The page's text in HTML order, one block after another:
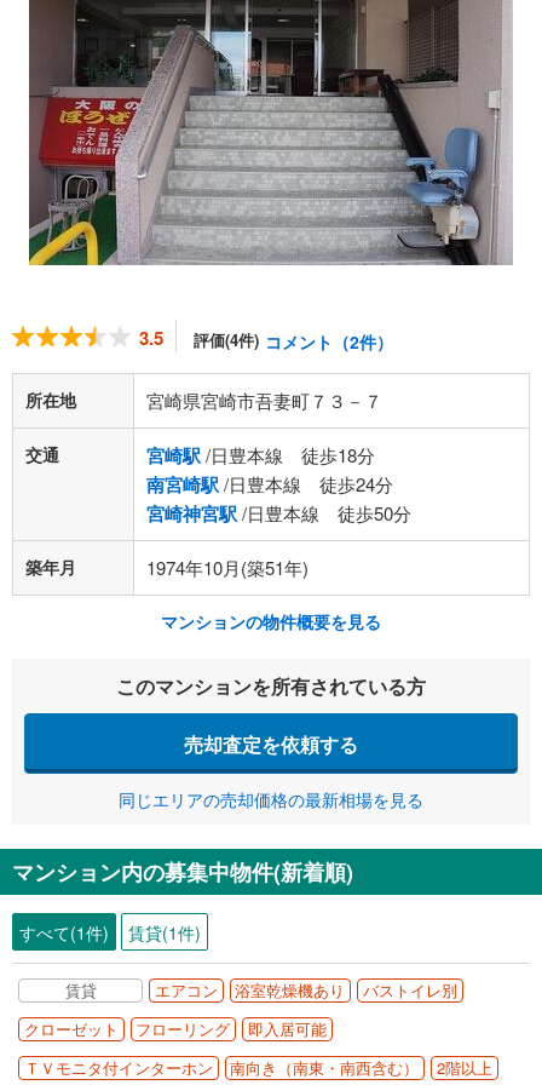
3.5 評価(4件) コメント（2件）
所在地 宮崎県宮崎市吾妻町７３－７
交通 宮崎駅/日豊本線 徒歩18分
南宮崎駅/日豊本線 徒歩24分
宮崎神宮駅/日豊本線 徒歩50分
築年月 1974年10月(築51年)
マンションの物件概要を見る
このマンションを所有されている方
売却査定を依頼する
同じエリアの売却価格の最新相場を見る
マンション内の募集中物件(新着順)
すべて(1件) 賃貸(1件)
賃貸 エアコン 浴室乾燥機あり
バストイレ別
クローゼット
フローリング
即入居可能
ＴＶモニタ付インターホン
南向き（南東・南西含む） 2階以上